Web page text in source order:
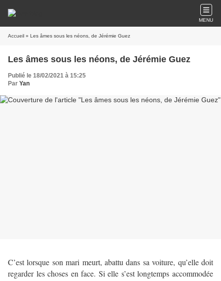
MENU
Accueil » Les âmes sous les néons, de Jérémie Guez
Les âmes sous les néons, de Jérémie Guez
Publié le 18/02/2021 à 15:25
Par Yan
C’est lorsque son mari meurt, abattu dans sa voiture, qu’elle doit
regarder les choses en face. Si elle s’est longtemps accommodée